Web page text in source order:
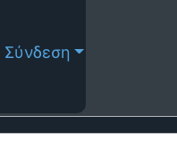
Σύνδεση